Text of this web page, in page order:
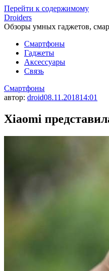
Перейти к содержимому
Droiders
Обзоры умных гаджетов,
Смартфоны
Гаджеты
Аксессуары
Связь
Смартфоны
автор: droid08.11.201814:01
Xiaomi